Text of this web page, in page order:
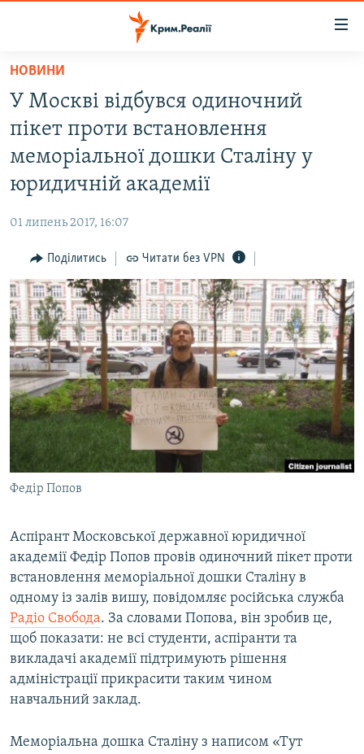
Перейти
основного
матеріалу
до
основної
Перейти
пошуку
ВІДЕО ТА ФОТО
ІНТЕРВ'Ю
ВСЕ ЗА ДЕНЬ
СПЕЦПРОЕКТИ
ДЕПОРТАЦІЯ
ВІДЕОУРОКИ «ELIFBE»
СВІДЧЕННЯ ОКУПАЦІЇ
УКРАЇНСЬКА ПРОБЛЕМА КРИМУ
ІНФОГРАФІКА
ЯК ОБІЙТИ БЛОКУВАННЯ
Русский
Qırımtatar
ДОЛУЧАЙСЯ!
Усі сайти RFE/RL
НОВИНИ
У Москві відбувся одиночний
пікет проти встановлення
меморіальної дошки Сталіну у
юридичній академії
01 липень 2017, 16:07
Поділитись Читати без VPN
Федір Попов
Аспірант Московської державної юридичної
академії Федір Попов провів одиночний пікет проти
встановлення меморіальної дошки Сталіну в
одному із залів вишу, повідомляє російська служба
Радіо Свобода. За словами Попова, він зробив це,
щоб показати: не всі студенти, аспіранти та
викладачі академії підтримують рішення
адміністрації прикрасити таким чином
навчальний заклад.
Меморіальна дошка Сталіну з написом «Тут